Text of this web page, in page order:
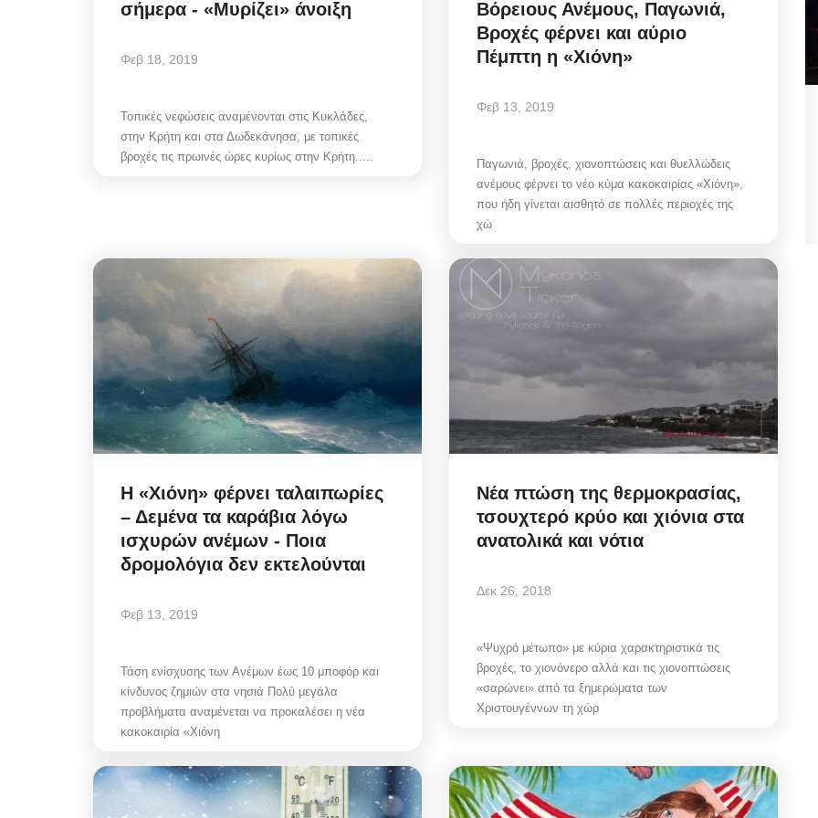
σήμερα - «Μυρίζει» άνοιξη
Φεβ 18, 2019
Τοπικές νεφώσεις αναμένονται στις Κυκλάδες,
στην Κρήτη και στα Δωδεκάνησα, με τοπικές
βροχές τις πρωινές ώρες κυρίως στην Κρήτη.....
Βόρειους Ανέμους, Παγωνιά,
Βροχές φέρνει και αύριο
Πέμπτη η «Χιόνη»
Φεβ 13, 2019
Παγωνιά, βροχές, χιονοπτώσεις και θυελλώδεις
ανέμους φέρνει το νέο κύμα κακοκαιρίας «Χιόνη»,
που ήδη γίνεται αισθητό σε πολλές περιοχές της
χώ
Η «Χιόνη» φέρνει ταλαιπωρίες
– Δεμένα τα καράβια λόγω
ισχυρών ανέμων - Ποια
δρομολόγια δεν εκτελούνται
Φεβ 13, 2019
Τάση ενίσχυσης των Ανέμων έως 10 μποφόρ και
κίνδυνος ζημιών στα νησιά Πολύ μεγάλα
προβλήματα αναμένεται να προκαλέσει η νέα
κακοκαιρία «Χιόνη
Νέα πτώση της θερμοκρασίας,
τσουχτερό κρύο και χιόνια στα
ανατολικά και νότια
Δεκ 26, 2018
«Ψυχρό μέτωπο» με κύρια χαρακτηριστικά τις
βροχές, το χιονόνερο αλλά και τις χιονοπτώσεις
«σαρώνει» από τα ξημερώματα των
Χριστουγέννων τη χώρ
Infrastructure Resilience: Πώς
η στρατηγική της ΔΕΥΑΜ
Η πολιτική στρατηγική της ΔΕΥΑΜ μετατρέπει το
αντλιοστάσιο Αλευκάνδρας σε υπόδειγμα...
Διοικήσεων...
Mykonos Ticker | Δημοτικό Συμβούλιο Μυκόνου
07/08/2026: Ψηφοφορία για αναμόρφωση...